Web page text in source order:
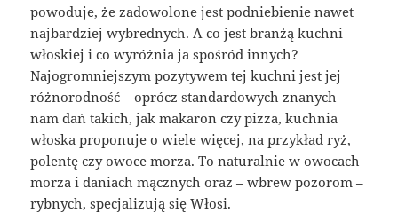
powoduje, że zadowolone jest podniebienie nawet
najbardziej wybrednych. A co jest branżą kuchni
włoskiej i co wyróżnia ja spośród innych?
Najogromniejszym pozytywem tej kuchni jest jej
różnorodność – oprócz standardowych znanych
nam dań takich, jak makaron czy pizza, kuchnia
włoska proponuje o wiele więcej, na przykład ryż,
polentę czy owoce morza. To naturalnie w owocach
morza i daniach mącznych oraz – wbrew pozorom –
rybnych, specjalizują się Włosi.